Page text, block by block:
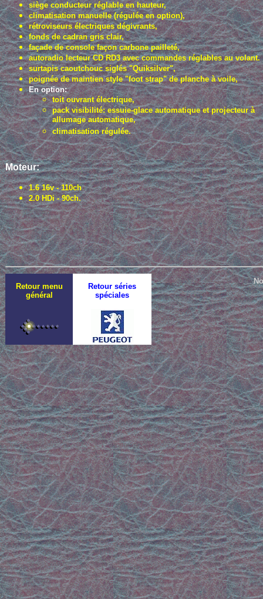
siège conducteur réglable en hauteur,
climatisation manuelle (régulée en option),
rétroviseurs électriques dégivrants,
fonds de cadran gris clair,
façade de console façon carbone pailleté,
autoradio lecteur CD RD3 avec commandes réglables au volant.
surtapis caoutchouc siglés "Quiksilver",
poignée de maintien style "foot strap" de planche à voile,
En option:
toit ouvrant électrique,
pack visibilité: essuie-glace automatique et projecteur à
allumage automatique,
climatisation régulée.
Moteur:
1.6 16v - 110ch
2.0 HDi - 90ch.
Retour menu
général
Retour séries
spéciales